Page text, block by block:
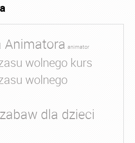
Animatora animator
wolnego kurs
wolnego
dla dzieci